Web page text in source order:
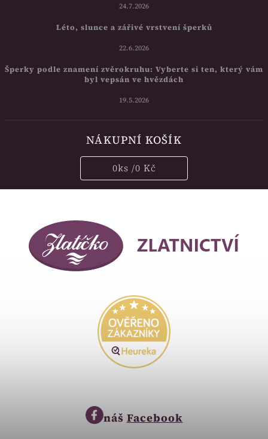
24.7.2026
Léto, slunce a zářivé vrstvení šperků
22.6.2026
Šperky podle znamení zvěrokruhu: Vyberte si ten, který vám
byl vepsán ve hvězdách
19.5.2026
NÁKUPNÍ KOŠÍK
0ks /0 Kč
náš Facebook